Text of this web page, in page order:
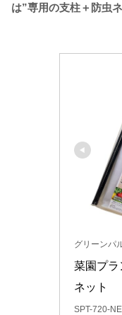
は”専用の支柱＋防虫
グリーンパ
菜園プラ
ネット
SPT-720-